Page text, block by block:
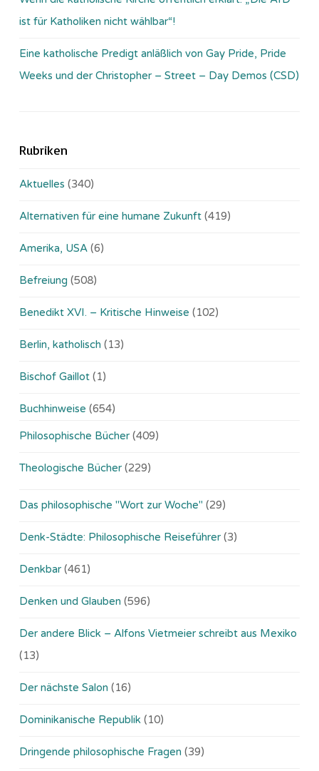
ist für Katholiken nicht wählbar“!
Eine katholische Predigt anläßlich von Gay Pride, Pride
Weeks und der Christopher – Street – Day Demos (CSD)
Rubriken
Aktuelles (340)
Alternativen für eine humane Zukunft (419)
Amerika, USA (6)
Befreiung (508)
Benedikt XVI. – Kritische Hinweise (102)
Berlin, katholisch (13)
Bischof Gaillot (1)
Buchhinweise (654)
Philosophische Bücher (409)
Theologische Bücher (229)
Das philosophische "Wort zur Woche" (29)
Denk-Städte: Philosophische Reiseführer (3)
Denkbar (461)
Denken und Glauben (596)
Der andere Blick – Alfons Vietmeier schreibt aus Mexiko
(13)
Der nächste Salon (16)
Dominikanische Republik (10)
Dringende philosophische Fragen (39)